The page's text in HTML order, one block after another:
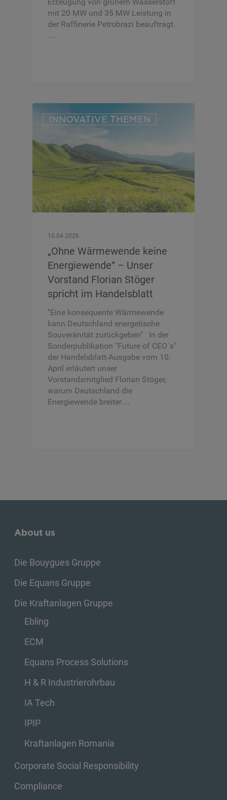
mit 20 MW und 35 MW Leistung in
der Raffinerie Petrobrazi beauftragt.
…
INNOVATIVE THEMEN
10.04.2026
„Ohne Wärmewende keine
Energiewende“ – Unser
Vorstand Florian Stöger
spricht im Handelsblatt
"Eine konsequente Wärmewende
kann Deutschland energetische
Souveränität zurückgeben" In der
Sonderpublikation "Future of CEO´s"
der Handelsblatt-Ausgabe vom 10.
April erläutert unser
Vorstandsmitglied Florian Stöger,
warum Deutschland die
Energiewende breiter…
About us
Die Bouygues Gruppe
Die Equans Gruppe
Die Kraftanlagen Gruppe
Ebling
ECM
Equans Process Solutions
H & R Industrierohrbau
IA Tech
IPIP
Kraftanlagen Romania
Corporate Social Responsibility
Compliance